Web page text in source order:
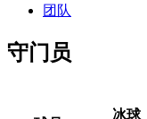
团队
守门员
冰球